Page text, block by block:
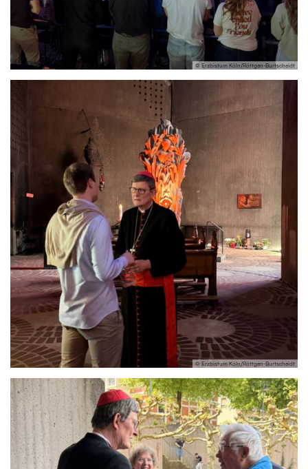
© Erzbistum Köln/Röttgen-Burtscheidt
© Erzbistum Köln/Röttgen-Burtscheidt